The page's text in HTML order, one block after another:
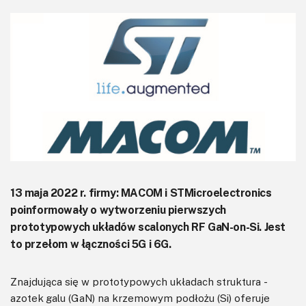
Newsletter
Magazyny
Archiwum
13 maja 2022 r. firmy: MACOM i STMicroelectronics
poinformowały o wytworzeniu pierwszych
prototypowych układów scalonych RF GaN-on-Si. Jest
to przełom w łączności 5G i 6G.
Znajdująca się w prototypowych układach struktura -
azotek galu (GaN) na krzemowym podłożu (Si) oferuje